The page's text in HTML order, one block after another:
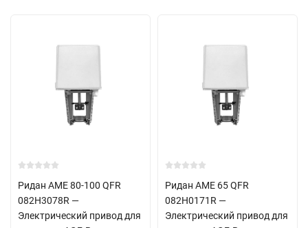
Ридан AME 80-100 QFR
082H3078R —
Электрический привод для
Ридан AME 65 QFR
082H0171R —
Электрический привод для